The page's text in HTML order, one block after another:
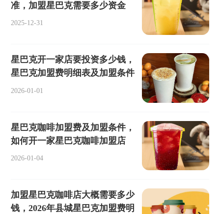
准，加盟星巴克需要多少资金
2025-12-31
星巴克开一家店要投资多少钱，
星巴克加盟费明细表及加盟条件
2026-01-01
星巴克咖啡加盟费及加盟条件，
如何开一家星巴克咖啡加盟店
2026-01-04
加盟星巴克咖啡店大概需要多少
钱，2026年县城星巴克加盟费明